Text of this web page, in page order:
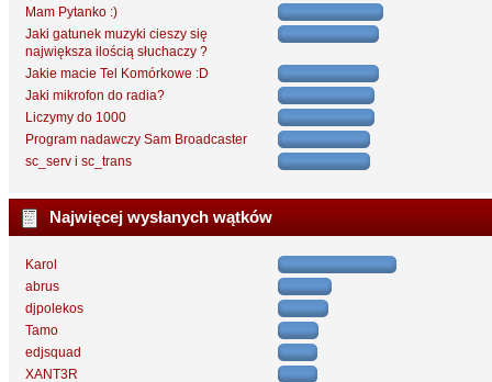
Mam Pytanko :)
Jaki gatunek muzyki cieszy się
największa ilością słuchaczy ?
Jakie macie Tel Komórkowe :D
Jaki mikrofon do radia?
Liczymy do 1000
Program nadawczy Sam Broadcaster
sc_serv i sc_trans
Najwięcej wysłanych wątków
Karol
abrus
djpolekos
Tamo
edjsquad
XANT3R